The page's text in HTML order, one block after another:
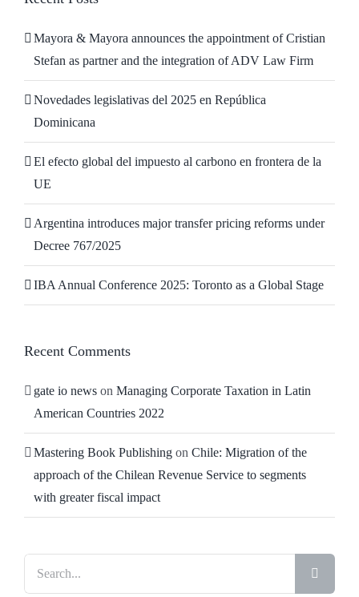
Mayora & Mayora announces the appointment of Cristian
Stefan as partner and the integration of ADV Law Firm
Novedades legislativas del 2025 en República
Dominicana
El efecto global del impuesto al carbono en frontera de la
UE
Argentina introduces major transfer pricing reforms under
Decree 767/2025
IBA Annual Conference 2025: Toronto as a Global Stage
Recent Comments
gate io news on Managing Corporate Taxation in Latin
American Countries 2022
Mastering Book Publishing on Chile: Migration of the
approach of the Chilean Revenue Service to segments
with greater fiscal impact